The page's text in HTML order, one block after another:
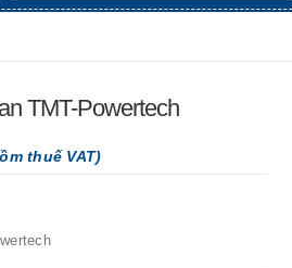
TMT-Powertech
thuế VAT)